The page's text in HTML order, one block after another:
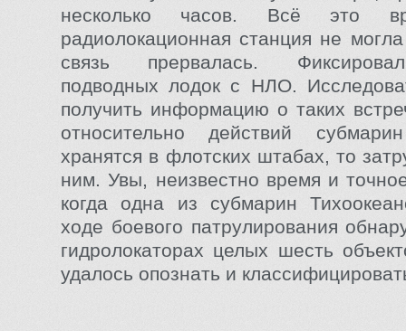
несколько часов. Всё это
радиолокационная станция не
связь прервалась.
подводных лодок с НЛО.
получить информацию о таких
относительно действий
хранятся в флотских штабах, то
ним. Увы, неизвестно время и
когда одна из субмарин
ходе боевого патрулирования
гидролокаторах целых шесть
удалось опознать и